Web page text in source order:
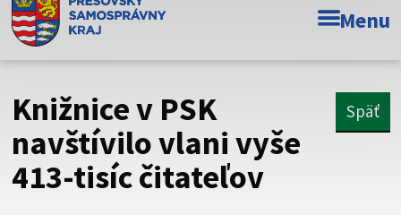
Doména psk.sk je oficiálna
Toto je oficiálna webová stránka Prešovského
Táto stránka je zabezpečená
Buďte pozorní a vždy sa uistite, že zdieľate informácie iba
cez zabezpečenú webovú stránku. Zabezpečená stránka
Menu
Knižnice v PSK
navštívilo vlani vyše
413-tisíc čitateľov
Späť